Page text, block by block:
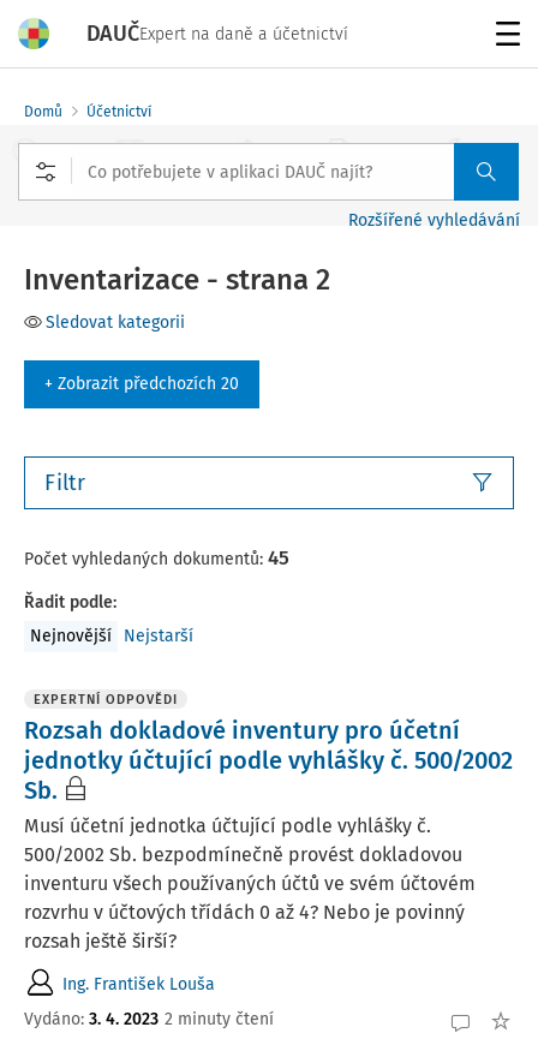
DAUČExpert na daně a účetnictví
Domů Účetnictví
Rozšířené vyhledávání
Inventarizace - strana 2
Sledovat kategorii
+ Zobrazit předchozích 20
Filtr
Počet vyhledaných dokumentů: 45
Řadit podle:
Nejnovější
Nejstarší
EXPERTNÍ ODPOVĚDI
Rozsah dokladové inventury pro účetní
jednotky účtující podle vyhlášky č. 500/2002
Sb.
Musí účetní jednotka účtující podle vyhlášky č.
500/2002 Sb. bezpodmínečně provést dokladovou
inventuru všech používaných účtů ve svém účtovém
rozvrhu v účtových třídách 0 až 4? Nebo je povinný
rozsah ještě širší?
Ing. František Louša
Vydáno: 3. 4. 2023 2 minuty čtení